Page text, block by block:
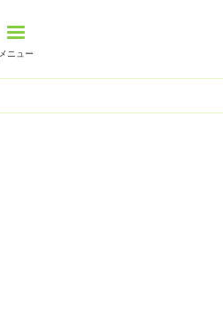
メニュー